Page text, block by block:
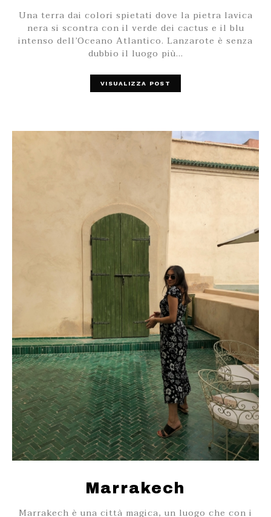
Una terra dai colori spietati dove la pietra lavica
nera si scontra con il verde dei cactus e il blu
intenso dell’Oceano Atlantico. Lanzarote è senza
dubbio il luogo più…
VISUALIZZA POST
Marrakech
Marrakech è una città magica, un luogo che con i